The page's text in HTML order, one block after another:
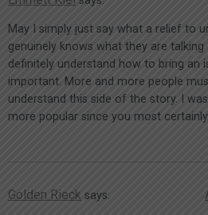
May I simply just say what a relief to
genuinely knows what they are
definitely understand how to bring an
important. More and more people
understand this side of the story. I
more popular since you most
Golden Rieck says: